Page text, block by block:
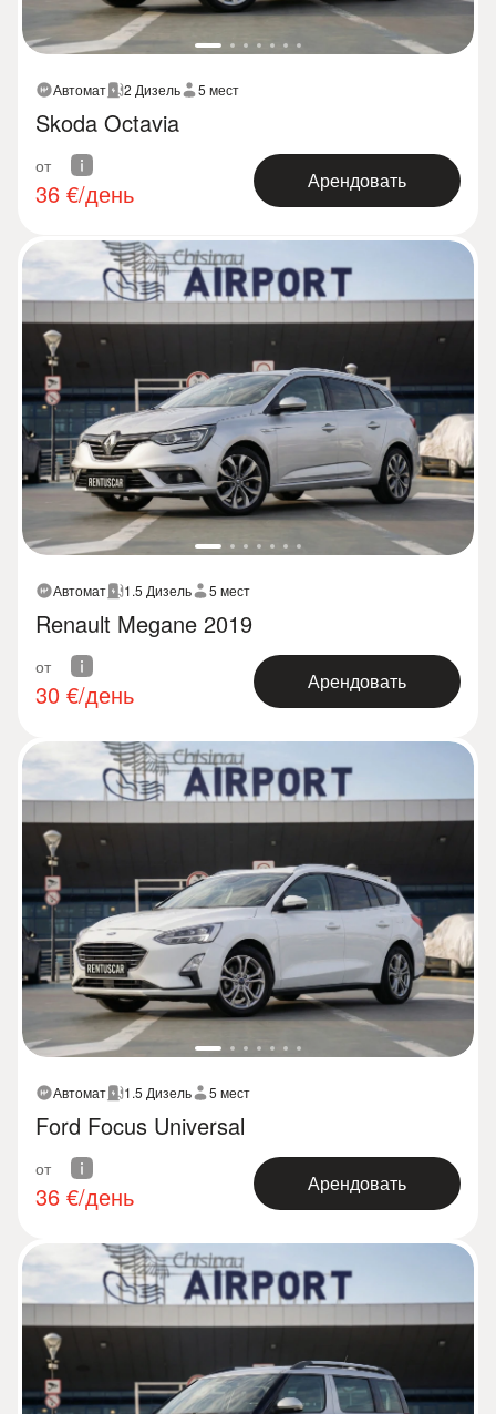
Автомат 2 Дизель 5 мест
Skoda Octavia
от
36 €/день Арендовать
Автомат 1.5 Дизель 5 мест
Renault Megane 2019
от
30 €/день Арендовать
Автомат 1.5 Дизель 5 мест
Ford Focus Universal
от
36 €/день Арендовать